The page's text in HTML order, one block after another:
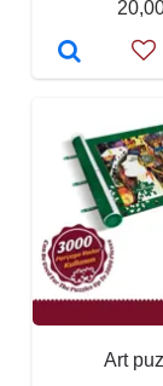
Art